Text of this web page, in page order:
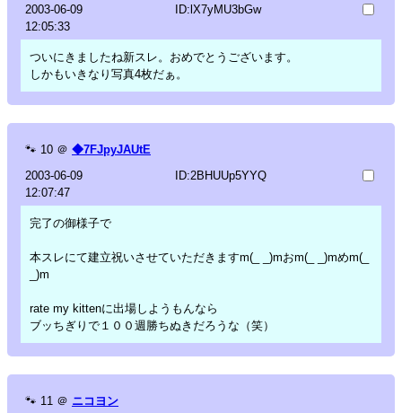
2003-06-09
12:05:33
ID:lX7yMU3bGw
ついにきましたね新スレ。おめでとうございます。
しかもいきなり写真4枚だぁ。
🐾 10 ＠ ◆7FJpyJAUtE
2003-06-09
12:07:47
ID:2BHUUp5YYQ
完了の御様子で
本スレにて建立祝いさせていただきますm(_ _)mおm(_ _)mめm(_
_)m
rate my kittenに出場しようもんなら
ブッちぎりで１００週勝ちぬきだろうな（笑）
🐾 11 ＠ ニコヨン